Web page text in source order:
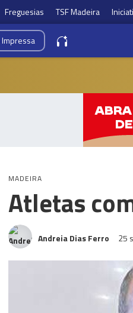
Freguesias TSF Madeira
Impressa
MADEIRA
Atletas
Andreia Dias Ferro 25